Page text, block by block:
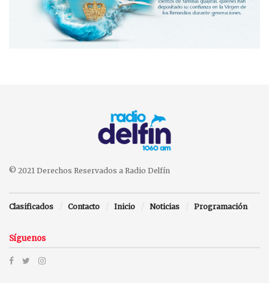
© 2021 Derechos Reservados a Radio Delfín
Clasificados Contacto Inicio Noticias Programación
Síguenos